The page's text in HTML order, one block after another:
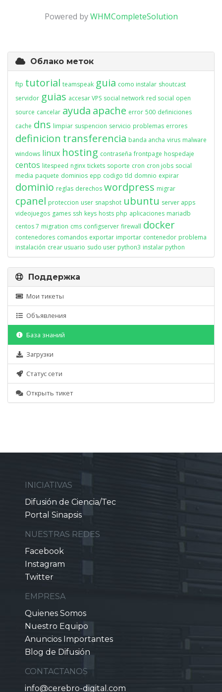
Powered byWHMCompleteSolution
Облако меток
ftp tutorial teamspeak guia como instalar shoutcast
servidor guias accesar VPS social network red social open
source cancelar ayuda apache error 500 definiciones
cache dns limpiar suspencion servicio problemas errores
definicion transferencia banda ancha virus malware
windows linux hosting contraseña frontpage hospedaje
centos litespeed nginx tickets soporte cron cron jobs social
media paquete dominios epp codigo tld domnio expirar
dominio reglas derechos wordpress migrar
cpanel proteccion user snapshot ubuntu server apps
videojuegos games ssh keys hosts php aplicaciones mariadb
centos 7 migration cms configserver firewall docker
contenedores comandos exportar importar contenedor problema
instalación crear usuario sudo user python3 instalar python
Поддержка
Мои тикеты
Объявления
База знаний
Загрузки
Статус сети
Открыть тикет
INICIATIVAS
Difusión de Ciencia/Tec
Portal Sinapsis
NUESTRAS REDES
Facebook
Instagram
Twitter
EMPRESA
Quienes Somos
Nuestro Equipo
Anuncios Importantes
Blog de Difusión
CONTACTANOS
info@cerebro-digital.com